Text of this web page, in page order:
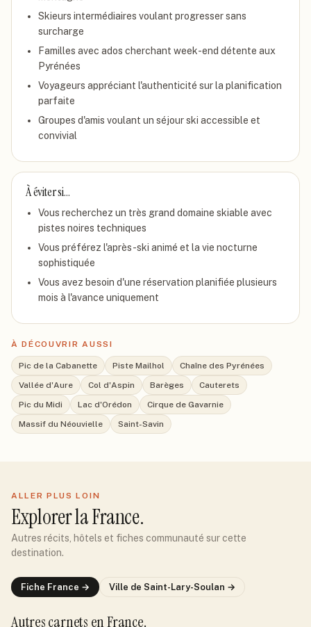
Skieurs intermédiaires voulant progresser sans
surcharge
Familles avec ados cherchant week-end détente aux
Pyrénées
Voyageurs appréciant l'authenticité sur la planification
parfaite
Groupes d'amis voulant un séjour ski accessible et
convivial
À éviter si…
Vous recherchez un très grand domaine skiable avec
pistes noires techniques
Vous préférez l'après-ski animé et la vie nocturne
sophistiquée
Vous avez besoin d'une réservation planifiée plusieurs
mois à l'avance uniquement
À DÉCOUVRIR AUSSI
Pic de la Cabanette Piste Mailhol
Chaîne des Pyrénées
Vallée d'Aure
Col d'Aspin Barèges
Cauterets
Pic du Midi
Lac d'Orédon
Cirque de Gavarnie
Massif du Néouvielle
Saint-Savin
ALLER PLUS LOIN
Explorerla France.
Autres récits, hôtels et fiches communauté sur cette
destination.
Fiche France → Ville de Saint-Lary-Soulan →
Autres carnets en France.